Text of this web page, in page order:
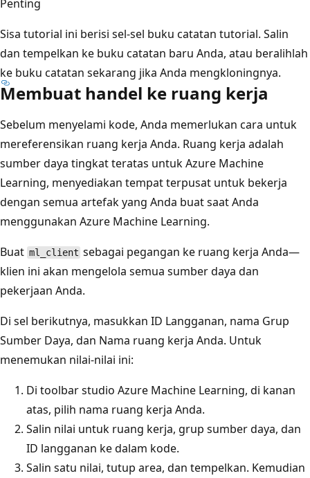
Penting
Sisa tutorial ini berisi sel-sel buku catatan tutorial. Salin
dan tempelkan ke buku catatan baru Anda, atau beralihlah
ke buku catatan sekarang jika Anda mengkloningnya.
Membuat handel ke ruang kerja
Sebelum menyelami kode, Anda memerlukan cara untuk
mereferensikan ruang kerja Anda. Ruang kerja adalah
sumber daya tingkat teratas untuk Azure Machine
Learning, menyediakan tempat terpusat untuk bekerja
dengan semua artefak yang Anda buat saat Anda
menggunakan Azure Machine Learning.
Buat ml_client sebagai pegangan ke ruang kerja Anda—
klien ini akan mengelola semua sumber daya dan
pekerjaan Anda.
Di sel berikutnya, masukkan ID Langganan, nama Grup
Sumber Daya, dan Nama ruang kerja Anda. Untuk
menemukan nilai-nilai ini:
Di toolbar studio Azure Machine Learning, di kanan
atas, pilih nama ruang kerja Anda.
Salin nilai untuk ruang kerja, grup sumber daya, dan
ID langganan ke dalam kode.
Salin satu nilai, tutup area, dan tempelkan. Kemudian